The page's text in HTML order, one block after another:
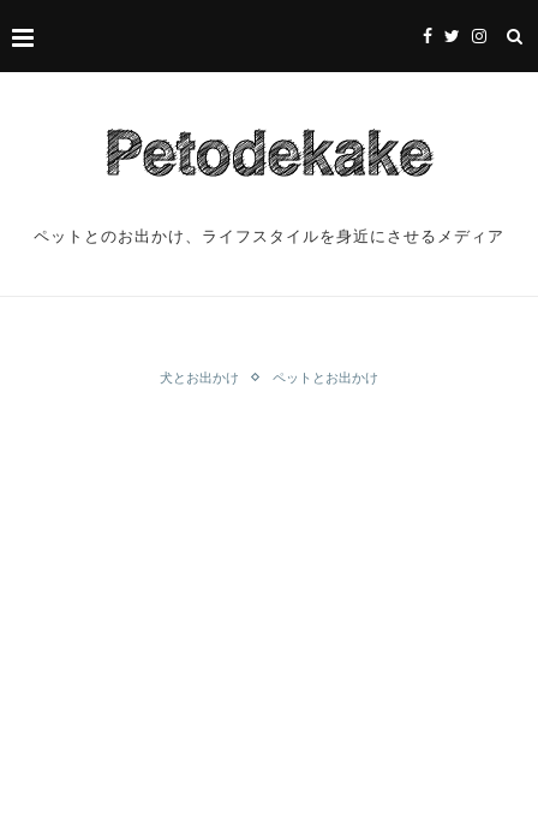
ペットとのお出かけ、ライフスタイルを身近にさせるメディア
犬とお出かけ ペットとお出かけ